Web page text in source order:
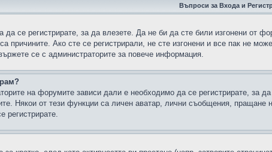
Въпроси за Входа и
да се регистрирате, за да влезете. Да не би да сте били изгонени
причините. Ако сте се регистрирали, не сте изгонени и все пак не
се с администраторите за повече информация.
на форумите зависи дали е необходимо да се регистрирате, за
Някои от тези функции са личен аватар, лични съобщения,
регистрирате.